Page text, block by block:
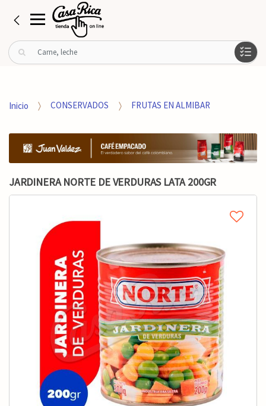
B
u
r
o
Inicio CONSERVADOS FRUTAS EN ALMIBAR
JARDINERA NORTE DE VERDURAS LATA 200GR